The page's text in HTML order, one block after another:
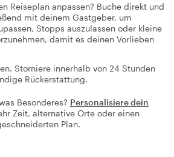
Reiseplan anpassen? Buche direkt und
mit deinem Gastgeber, um
Stopps auszulassen oder kleine
damit es deinen Vorlieben
Storniere innerhalb von 24 Stunden
Rückerstattung.
Besonderes? Personalisiere dein
Zeit, alternative Orte oder einen
Plan.